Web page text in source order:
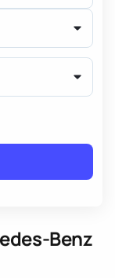
Benz